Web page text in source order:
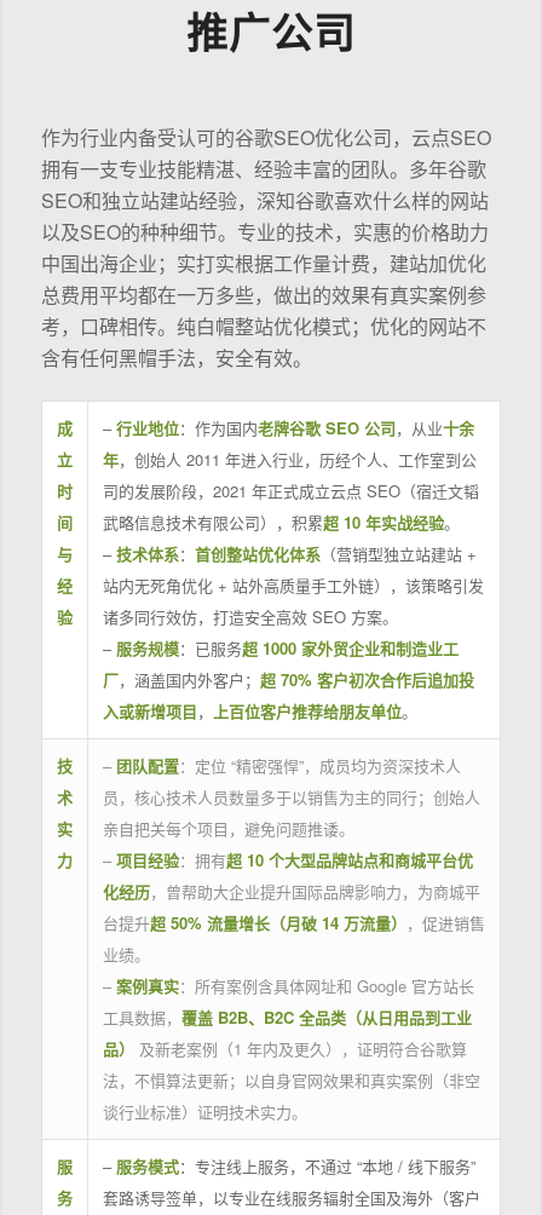
推广公司
作为行业内备受认可的谷歌SEO优化公司，云点SEO
拥有一支专业技能精湛、经验丰富的团队。多年谷歌
SEO和独立站建站经验，深知谷歌喜欢什么样的网站
以及SEO的种种细节。专业的技术，实惠的价格助力
中国出海企业；实打实根据工作量计费，建站加优化
总费用平均都在一万多些，做出的效果有真实案例参
考，口碑相传。纯白帽整站优化模式；优化的网站不
含有任何黑帽手法，安全有效。
成
立
时
间
与
经
验
–行业地位：作为国内老牌谷歌 SEO 公司，从业十余
年，创始人 2011 年进入行业，历经个人、工作室到公
司的发展阶段，2021 年正式成立云点 SEO（宿迁文韬
武略信息技术有限公司），积累超 10 年实战经验。
–技术体系： 首创整站优化体系（营销型独立站建站 +
站内无死角优化 + 站外高质量手工外链），该策略引发
诸多同行效仿，打造安全高效 SEO 方案。
– 服务规模：已服务超 1000 家外贸企业和制造业工
厂，涵盖国内外客户； 超 70% 客户初次合作后追加投
入或新增项目， 上百位客户推荐给朋友单位。
技
术
实
力
– 团队配置：定位 “精密强悍”，成员均为资深技术人
员，核心技术人员数量多于以销售为主的同行；创始人
亲自把关每个项目，避免问题推诿。
– 项目经验：拥有超 10 个大型品牌站点和商城平台优
化经历，曾帮助大企业提升国际品牌影响力，为商城平
台提升超 50% 流量增长（月破 14 万流量） ，促进销售
业绩。
– 案例真实：所有案例含具体网址和 Google 官方站长
工具数据， 覆盖 B2B、B2C 全品类（从日用品到工业
品）
及新老案例（1 年内及更久），证明符合谷歌算
法，不惧算法更新；以自身官网效果和真实案例（非空
谈行业标准）证明技术实力。
服
务
– 服务模式：专注线上服务，不通过 “本地 / 线下服务”
套路诱导签单，以专业在线服务辐射全国及海外（客户